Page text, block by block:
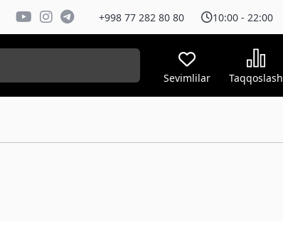
+998 77 282 80 80 10:00 - 22:00
Sevimlilar Taqqoslash